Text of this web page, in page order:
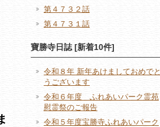
第４７３２話
第４７３１話
寶勝寺日誌 [新着10件]
令和８年 新年あけましておめでと
うございます
令和６年度 ふれあいパーク霊苑
慰霊祭のご報告
令和５年度宝勝寺ふれあいパーク